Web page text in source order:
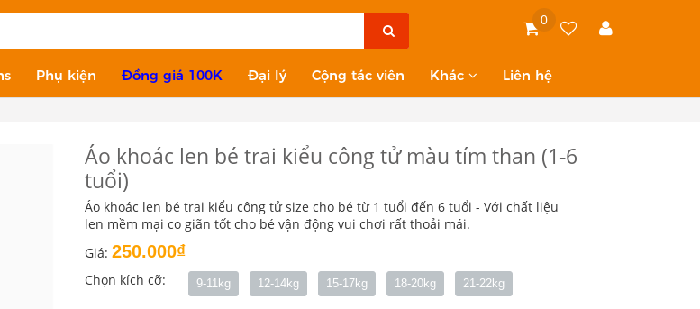
0
Phụ kiện Đồng giá 100K Đại lý Cộng tác viên Khác Liên hệ
Áo khoác len bé trai kiểu công tử màu tím than (1-6
tuổi)
Áo khoác len bé trai kiểu công tử size cho bé từ 1 tuổi đến 6 tuổi - Với chất liệu
len mềm mại co giãn tốt cho bé vận động vui chơi rất thoải mái.
Giá: 250.000₫
Chọn kích cỡ: 9-11kg 12-14kg 15-17kg 18-20kg 21-22kg